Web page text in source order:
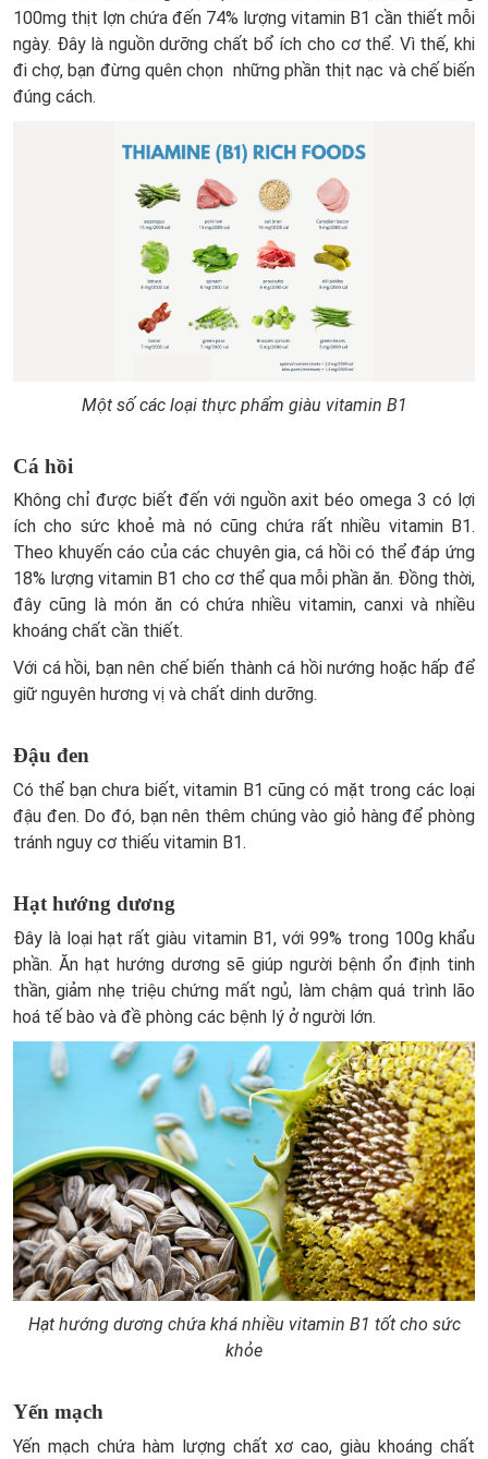
100mg thịt lợn chứa đến 74% lượng vitamin B1 cần thiết mỗi
ngày. Đây là nguồn dưỡng chất bổ ích cho cơ thể. Vì thế, khi
đi chợ, bạn đừng quên chọn những phần thịt nạc và chế biến
đúng cách.
Một số các loại thực phẩm giàu vitamin B1
Cá hồi
Không chỉ được biết đến với nguồn axit béo omega 3 có lợi
ích cho sức khoẻ mà nó cũng chứa rất nhiều vitamin B1.
Theo khuyến cáo của các chuyên gia, cá hồi có thể đáp ứng
18% lượng vitamin B1 cho cơ thể qua mỗi phần ăn. Đồng thời,
đây cũng là món ăn có chứa nhiều vitamin, canxi và nhiều
khoáng chất cần thiết.
Với cá hồi, bạn nên chế biến thành cá hồi nướng hoặc hấp để
giữ nguyên hương vị và chất dinh dưỡng.
Đậu đen
Có thể bạn chưa biết, vitamin B1 cũng có mặt trong các loại
đậu đen. Do đó, bạn nên thêm chúng vào giỏ hàng để phòng
tránh nguy cơ thiếu vitamin B1.
Hạt hướng dương
Đây là loại hạt rất giàu vitamin B1, với 99% trong 100g khẩu
phần. Ăn hạt hướng dương sẽ giúp người bệnh ổn định tinh
thần, giảm nhẹ triệu chứng mất ngủ, làm chậm quá trình lão
hoá tế bào và đề phòng các bệnh lý ở người lớn.
Hạt hướng dương chứa khá nhiều vitamin B1 tốt cho sức
khỏe
Yến mạch
Yến mạch chứa hàm lượng chất xơ cao, giàu khoáng chất